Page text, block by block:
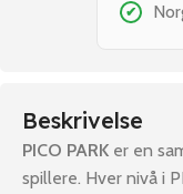
✔
Beskrivelse
PICO PARK er en
spillere. Hver nivå i